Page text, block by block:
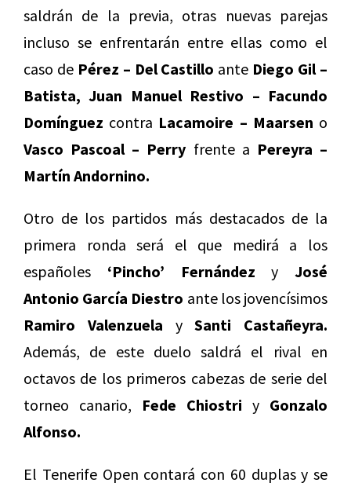
saldrán de la previa, otras nuevas parejas
incluso se enfrentarán entre ellas como el
caso de Pérez – Del Castillo ante Diego Gil –
Batista, Juan Manuel Restivo – Facundo
Domínguez contra Lacamoire – Maarsen o
Vasco Pascoal – Perry frente a Pereyra –
Martín Andornino.
Otro de los partidos más destacados de la
primera ronda será el que medirá a los
españoles ‘Pincho’ Fernández y José
Antonio García Diestro ante los jovencísimos
Ramiro Valenzuela ySanti Castañeyra.
Además, de este duelo saldrá el rival en
octavos de los primeros cabezas de serie del
torneo canario, Fede Chiostri y Gonzalo
Alfonso.
El Tenerife Open contará con 60 duplas y se